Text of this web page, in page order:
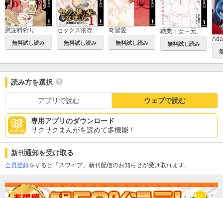
慰謝料狩り
無料試し読み
セックス依存症になりました。＜合本版＞
無料試し読み
奇習愛
無料試し読み
職業：女～元アイドル27歳、枕営業も限界なのでパパ婚活します～
無料試し読み
読み方を選択
アプリで読む ウェブで読む
専用アプリのダウンロード
サクサクまんがを読めて多機能！
新刊通知を受け取る
会員登録をすると「スワイプ」新刊配信のお知らせが受け取れます。